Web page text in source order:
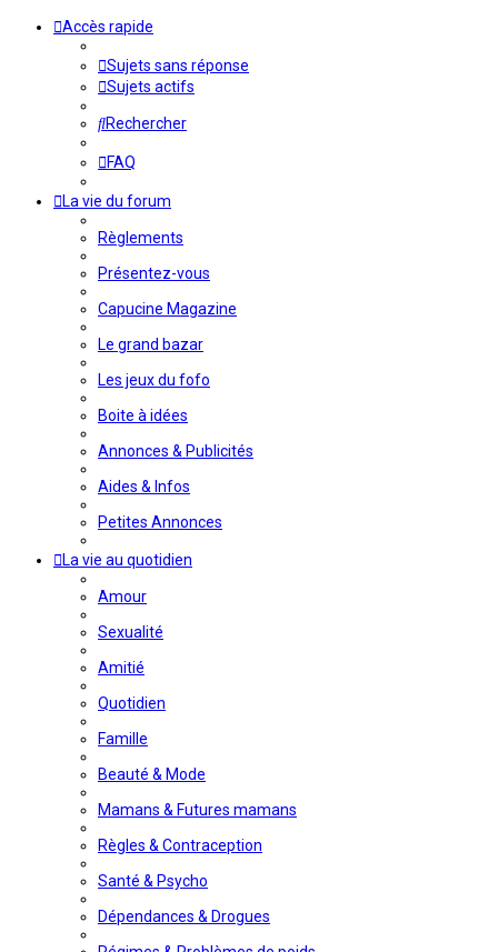
Accès rapide
Sujets sans réponse
Sujets actifs
Rechercher
FAQ
La vie du forum
Règlements
Présentez-vous
Capucine Magazine
Le grand bazar
Les jeux du fofo
Boite à idées
Annonces & Publicités
Aides & Infos
Petites Annonces
La vie au quotidien
Amour
Sexualité
Amitié
Quotidien
Famille
Beauté & Mode
Mamans & Futures mamans
Règles & Contraception
Santé & Psycho
Dépendances & Drogues